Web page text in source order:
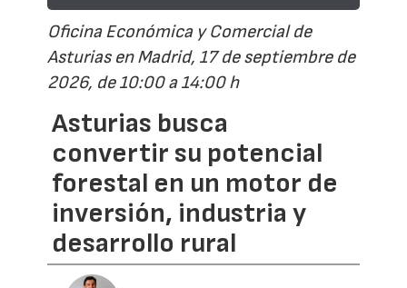
Oficina Económica y Comercial de
Asturias en Madrid, 17 de septiembre de
2026, de 10:00 a 14:00 h
Asturias busca
convertir su potencial
forestal en un motor de
inversión, industria y
desarrollo rural